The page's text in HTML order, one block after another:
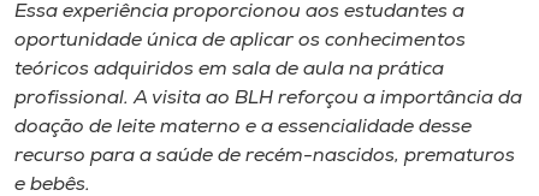
Essa experiência proporcionou aos estudantes a
oportunidade única de aplicar os conhecimentos
teóricos adquiridos em sala de aula na prática
profissional. A visita ao BLH reforçou a importância da
doação de leite materno e a essencialidade desse
recurso para a saúde de recém-nascidos, prematuros
e bebês.